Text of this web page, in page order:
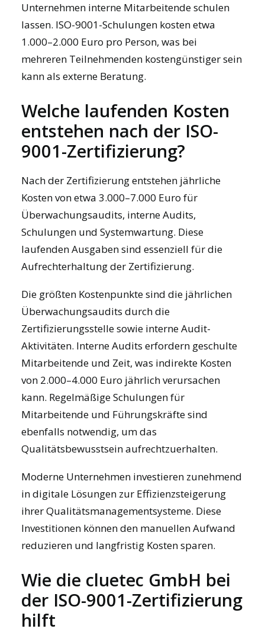
Unternehmen interne Mitarbeitende schulen
lassen. ISO-9001-Schulungen kosten etwa
1.000–2.000 Euro pro Person, was bei
mehreren Teilnehmenden kostengünstiger sein
kann als externe Beratung.
Welche laufenden Kosten
entstehen nach der ISO-
9001-Zertifizierung?
Nach der Zertifizierung entstehen jährliche
Kosten von etwa 3.000–7.000 Euro für
Überwachungsaudits, interne Audits,
Schulungen und Systemwartung. Diese
laufenden Ausgaben sind essenziell für die
Aufrechterhaltung der Zertifizierung.
Die größten Kostenpunkte sind die jährlichen
Überwachungsaudits durch die
Zertifizierungsstelle sowie interneAudit-
Aktivitäten. Interne Audits erfordern geschulte
Mitarbeitende und Zeit, was indirekte Kosten
von 2.000–4.000 Euro jährlich verursachen
kann. Regelmäßige Schulungen für
Mitarbeitende und Führungskräfte sind
ebenfalls notwendig, um das
Qualitätsbewusstsein aufrechtzuerhalten.
Moderne Unternehmen investieren zunehmend
in digitale Lösungen zur Effizienzsteigerung
ihrer Qualitätsmanagementsysteme. Diese
Investitionen können den manuellen Aufwand
reduzieren und langfristig Kosten sparen.
Wie die cluetec GmbH bei
der ISO-9001-Zertifizierung
hilft